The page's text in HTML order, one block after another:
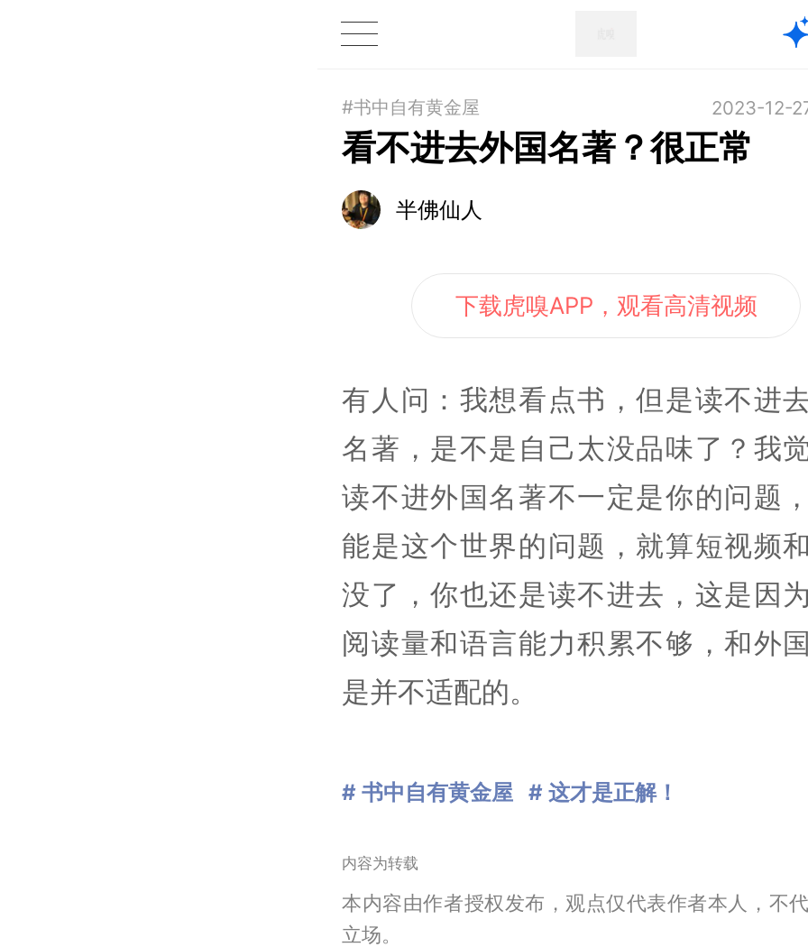
#书中自有黄金屋 2023-12-
看不进去外国名著？很正常
半佛仙人
下载虎嗅APP，观看高清视频
有人问：我想看点书，但是读不进
名著，是不是自己太没品味了？我
读不进外国名著不一定是你的问题
能是这个世界的问题，就算短视频
没了，你也还是读不进去，这是因
阅读量和语言能力积累不够，和外
是并不适配的。
# 书中自有黄金屋 # 这才是正解！
内容为转载
本内容由作者授权发布，观点仅代表作者本人，不
立场。